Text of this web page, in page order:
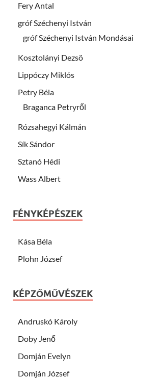
Fery Antal
gróf Széchenyi István
gróf Széchenyi István Mondásai
Kosztolányi Dezsö
Lippóczy Miklós
Petry Béla
Braganca Petryről
Rózsahegyi Kálmán
Sík Sándor
Sztanó Hédi
Wass Albert
FÉNYKÉPÉSZEK
Kása Béla
Plohn József
KÉPZŐMŰVÉSZEK
Andruskó Károly
Doby Jenő
Domján Evelyn
Domján József